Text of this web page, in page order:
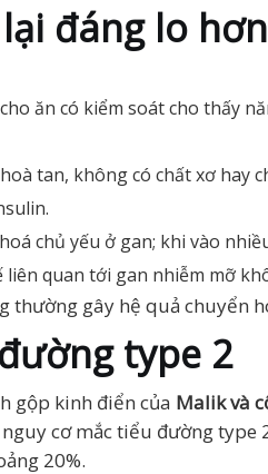
lại đáng lo
ăn có kiểm soát cho thấy
tan, không có chất xơ hay
chủ yếu ở gan; khi vào
quan tới gan nhiễm mỡ
thường gây hệ quả chuyển
type 2
gộp kinh điển của Malik và
cơ mắc tiểu đường type
20%.